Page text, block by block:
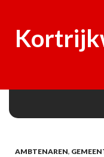
AMBTENAREN,